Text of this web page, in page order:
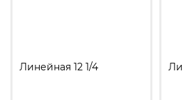
Линейная 12 1/4